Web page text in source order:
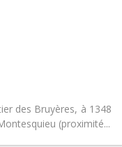
des Bruyères, à 1348
(proximité...